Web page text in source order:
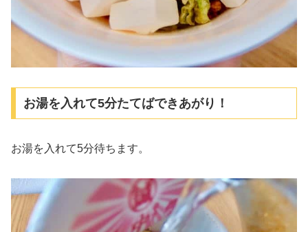
お湯を入れて5分たてばできあがり！
お湯を入れて5分待ちます。